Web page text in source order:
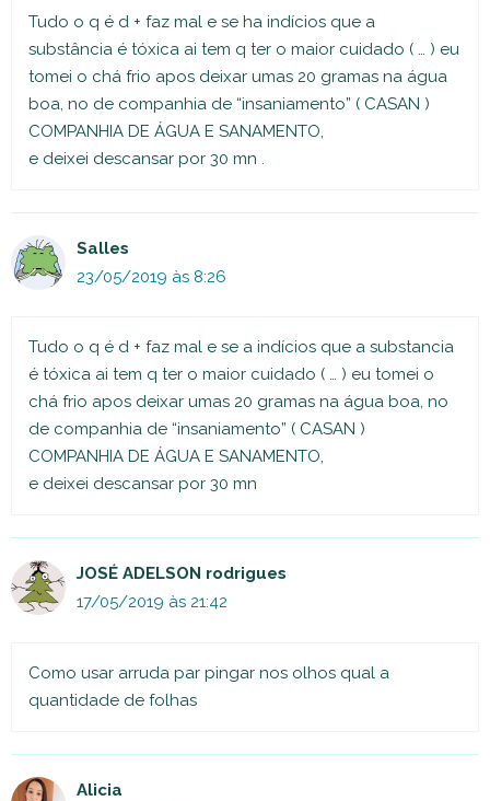
Tudo o q é d + faz mal e se ha indícios que a
substância é tóxica ai tem q ter o maior cuidado ( … ) eu
tomei o chá frio apos deixar umas 20 gramas na água
boa, no de companhia de “insaniamento” ( CASAN )
COMPANHIA DE ÁGUA E SANAMENTO,
e deixei descansar por 30 mn .
Salles
23/05/2019 às 8:26
Tudo o q é d + faz mal e se a indícios que a substancia
é tóxica ai tem q ter o maior cuidado ( … ) eu tomei o
chá frio apos deixar umas 20 gramas na água boa, no
de companhia de “insaniamento” ( CASAN )
COMPANHIA DE ÁGUA E SANAMENTO,
e deixei descansar por 30 mn
JOSÉ ADELSON rodrigues
17/05/2019 às 21:42
Como usar arruda par pingar nos olhos qual a
quantidade de folhas
Alicia